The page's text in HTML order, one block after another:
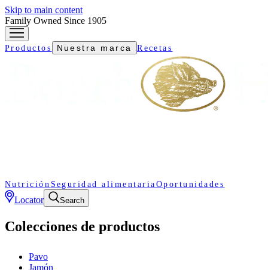
Skip to main content
Family Owned Since 1905
Productos Nuestra marca Recetas
Nutrición Seguridad alimentaria Oportunidades
Locator Search
Colecciones de productos
Pavo
Jamón